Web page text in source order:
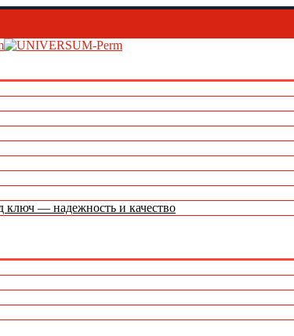
— надежность и качество